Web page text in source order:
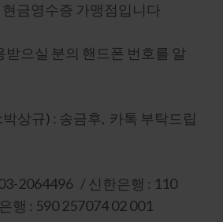
금영수증 가맹점입니다
으실 분의 핸드폰 번호를 알
상규) : 송금후, 카톡 부탁드립
2064496 / 신한은행 : 110
행 : 590 257074 02 001